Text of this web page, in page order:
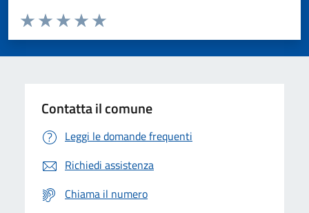
Domanda
Valuta da 1 a 5 stelle la pagina
Valuta 5 stelle su 5
Valuta 4 stelle su 5
Valuta 3 stelle su 5
Valuta 2 stelle su 5
Valuta 1 stelle su 5
Contatta il comune
Leggi le domande frequenti
Richiedi assistenza
Chiama il numero